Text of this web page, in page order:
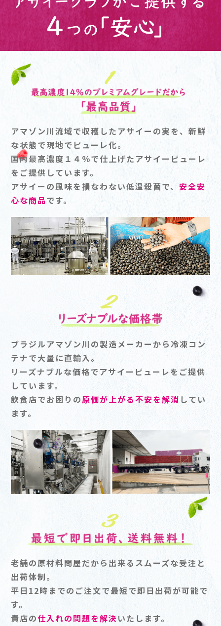
アマゾン川流域で収穫したアサイーの実を、新鮮
な状態で現地でピューレ化。
国内最高濃度１４％で仕上げたアサイーピューレ
をご提供しています。
アサイーの風味を損なわない低温殺菌で、安全安
心な商品です。
ブラジルアマゾン川の製造メーカーから冷凍コン
テナで大量に直輸入。
リーズナブルな価格でアサイーピューレをご提供
しています。
飲食店でお困りの原価が上がる不安を解消 してい
ます。
老舗の原材料問屋だから出来るスムーズな受注と
出荷体制。
平日12時までのご注文で最短で即日出荷が可能で
す。
貴店の仕入れの問題を解決いたします。